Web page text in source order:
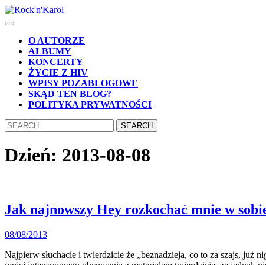
Skip
to
Skip
content
Open
ButtonO AUTORZE
ALBUMY
KONCERTY
ŻYCIE Z HIV
WPISY POZABLOGOWE
SKĄD TEN BLOG?
POLITYKA PRYWATNOŚCI
CLOSE
BUTTON
Search
for:
Dzień: 2013-08-08
Jak najnowszy Hey rozkochać mnie w
08/08/201308/08/2013
|
Najpierw słuchacie i twierdzicie że „beznadzieja, co to za szajs, już nigdy tego nie włączę!”, ale po jakimś czasie odpalacie ponownie i diametralnie zmieniacie zdanie. Ew. po paru miesiącach wolniejszego,